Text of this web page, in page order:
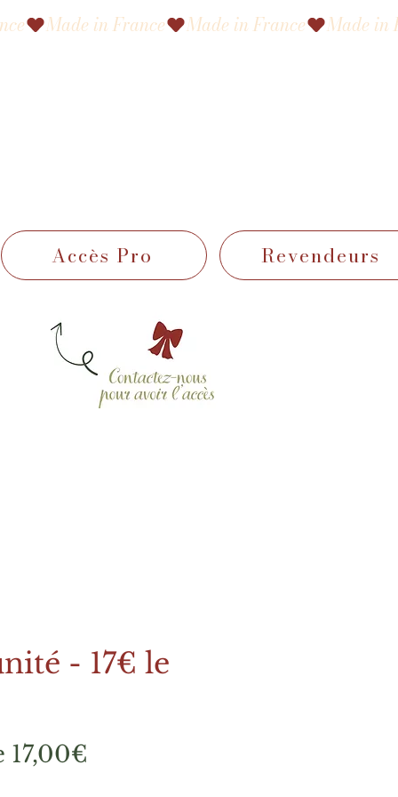
Accès Pro Revendeurs
- 17€ le
17,00€